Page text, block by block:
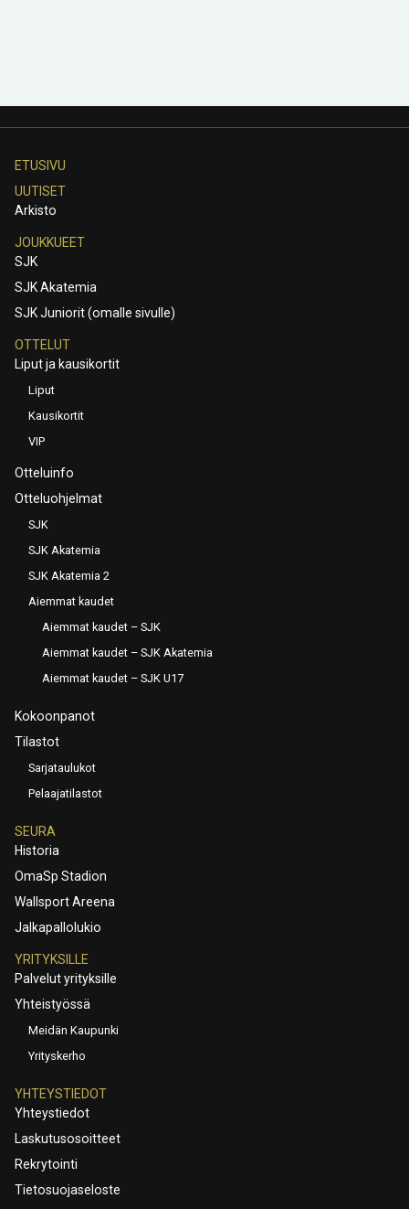
ETUSIVU
UUTISET
Arkisto
JOUKKUEET
SJK
SJK Akatemia
SJK Juniorit (omalle sivulle)
OTTELUT
Liput ja kausikortit
Liput
Kausikortit
VIP
Otteluinfo
Otteluohjelmat
SJK
SJK Akatemia
SJK Akatemia 2
Aiemmat kaudet
Aiemmat kaudet – SJK
Aiemmat kaudet – SJK Akatemia
Aiemmat kaudet – SJK U17
Kokoonpanot
Tilastot
Sarjataulukot
Pelaajatilastot
SEURA
Historia
OmaSp Stadion
Wallsport Areena
Jalkapallolukio
YRITYKSILLE
Palvelut yrityksille
Yhteistyössä
Meidän Kaupunki
Yrityskerho
YHTEYSTIEDOT
Yhteystiedot
Laskutusosoitteet
Rekrytointi
Tietosuojaseloste